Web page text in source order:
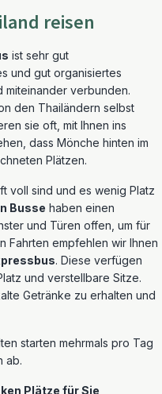
reisen
ist sehr gut
und gut organisiertes
miteinander verbunden.
den Thailändern selbst
sie oft, mit Ihnen ins
dass Mönche hinten im
Plätzen.
voll sind und es wenig Platz
Busse haben einen
und Türen offen, um für
Fahrten empfehlen wir Ihnen
. Diese verfügen
und verstellbare Sitze.
Getränke zu erhalten und
starten mehrmals pro Tag
ab.
Plätze für Sie